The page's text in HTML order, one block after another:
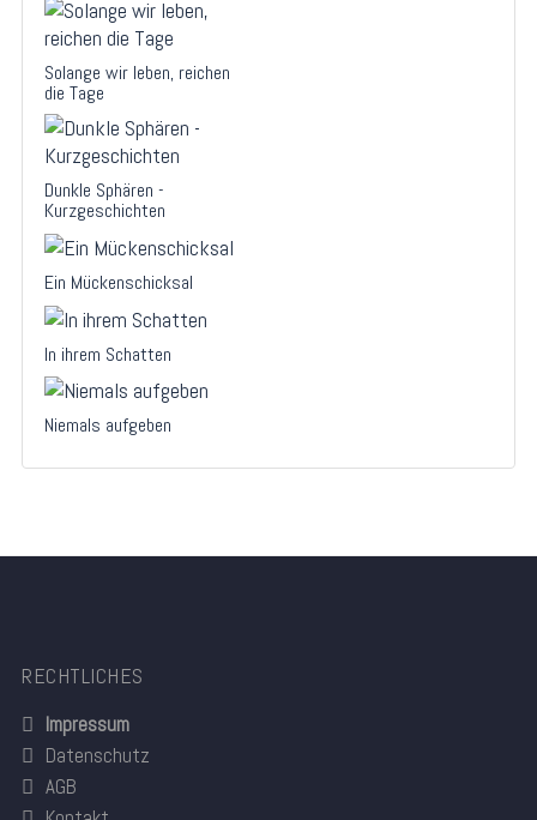
Solange wir leben, reichen
die Tage
Dunkle Sphären -
Kurzgeschichten
Ein Mückenschicksal
In ihrem Schatten
Niemals aufgeben
RECHTLICHES
Impressum
Datenschutz
AGB